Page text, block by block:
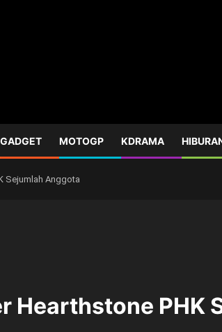
GADGET MOTOGP KDRAMA
Sejumlah Anggota
Hearthstone PHK